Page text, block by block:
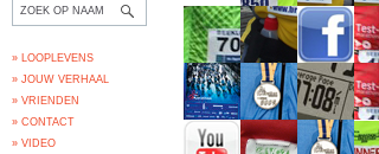
» LOOPLEVENS
» JOUW VERHAAL
» VRIENDEN
» CONTACT
» VIDEO